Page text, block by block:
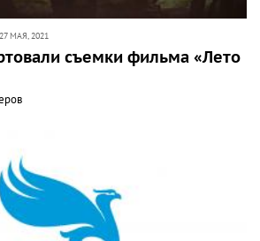
27 МАЯ, 2021
съемки фильма «Лето